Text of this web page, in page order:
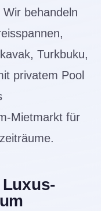
behandeln
Turkbuku,
privatem Pool
Mietmarkt für